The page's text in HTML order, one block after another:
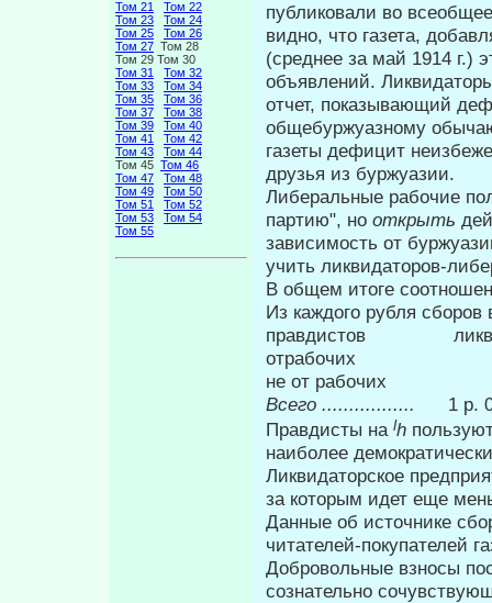
Том 21
Том 22
Том 23
Том 24
Том 25
Том 26
Том 27 Том 28
Том 29 Том 30
Том 31
Том 32
Том 33
Том 34
Том 35
Том 36
Том 37
Том 38
Том 39
Том 40
Том 41
Том 42
Том 43
Том 44
Том 45 Том 46
Том 47
Том 48
Том 49
Том 50
Том 51
Том 52
Том 53
Том 54
Том 55
публиковали во
видно, что газета,
(среднее за май 1914 г.)
объявлений.
отчет, показывающий
общебуржуазному
газеты дефицит
друзья из буржуазии.
Либеральные рабочие
партию", но открыть
зависимость от
учить ликвидаторов-
В общем итоге
Из каждого рубля
правдистов
отрабочих
не от
Всего .................
1 р.
Правдисты на lh
наиболее
Ликвидаторское
за которым идет еще
Данные об источнике
читателей-покупателей
Добровольные взносы
созна­тельно